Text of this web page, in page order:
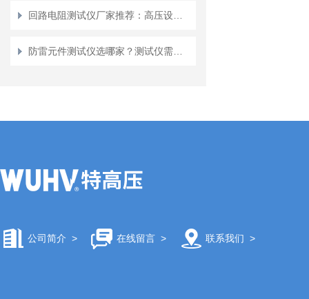
公司简介 > 在线留言> 联系我们 >